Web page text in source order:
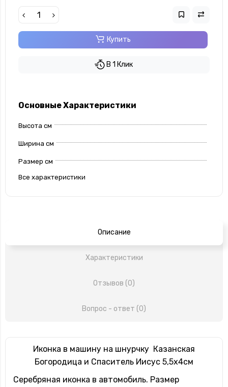
Купить
В 1 Клик
Основные Характеристики
Высота см
Ширина см
Размер см
Все характеристики
Описание
Характеристики
Отзывов (0)
Вопрос - ответ (0)
Иконка в машину на шнурчку Казанская
Богородица и Спаситель Иисус 5,5х4см
Серебряная иконка в автомобиль. Размер